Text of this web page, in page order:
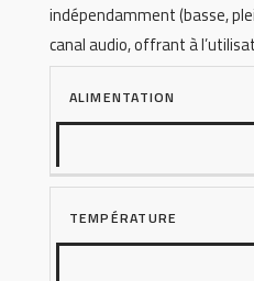
indépendamment (basse,
canal audio, offrant à
ALIMENTATION
TEMPÉRATURE